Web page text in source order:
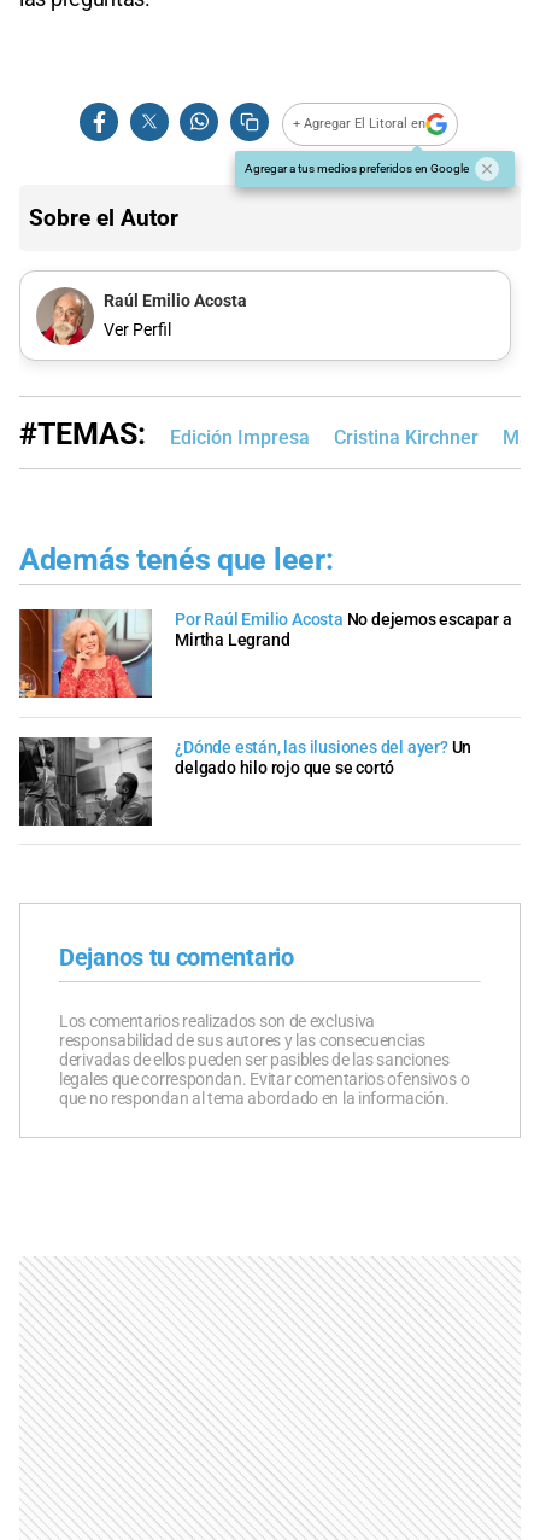
+ Agregar El Litoral en
Agregar a tus medios preferidos en Google
Sobre el Autor
Raúl Emilio Acosta
Ver Perfil
#TEMAS: Edición Impresa Cristina Kirchner
Además tenés que leer:
Por Raúl Emilio Acosta No dejemos escapar a
Mirtha Legrand
¿Dónde están, las ilusiones del ayer?Un
delgado hilo rojo que se cortó
Dejanos tu comentario
Los comentarios realizados son de exclusiva
responsabilidad de sus autores y las consecuencias
derivadas de ellos pueden ser pasibles de las sanciones
legales que correspondan. Evitar comentarios ofensivos o
que no respondan al tema abordado en la información.